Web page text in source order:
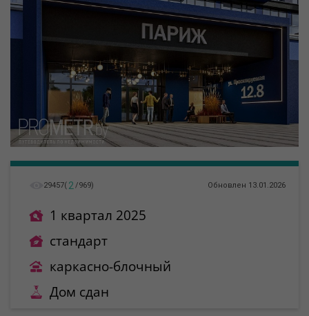
29457( 2 /969) Обновлен 13.01.2026
1 квартал 2025
стандарт
каркасно-блочный
Дом сдан